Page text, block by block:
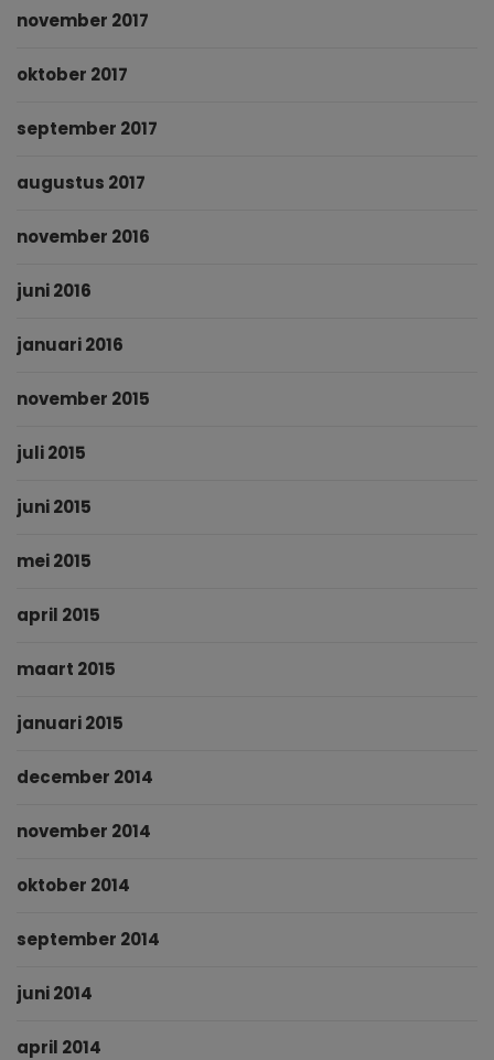
november 2017
oktober 2017
september 2017
augustus 2017
november 2016
juni 2016
januari 2016
november 2015
juli 2015
juni 2015
mei 2015
april 2015
maart 2015
januari 2015
december 2014
november 2014
oktober 2014
september 2014
juni 2014
april 2014